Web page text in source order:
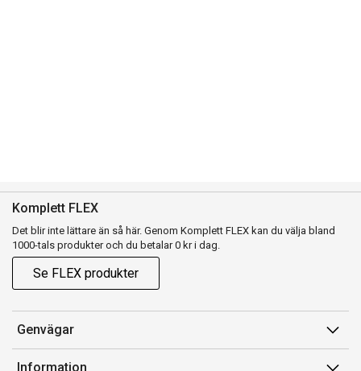
Komplett FLEX
Det blir inte lättare än så här. Genom Komplett FLEX kan du välja bland
1000-tals produkter och du betalar 0 kr i dag.
Se FLEX produkter
Genvägar
Konto
Information